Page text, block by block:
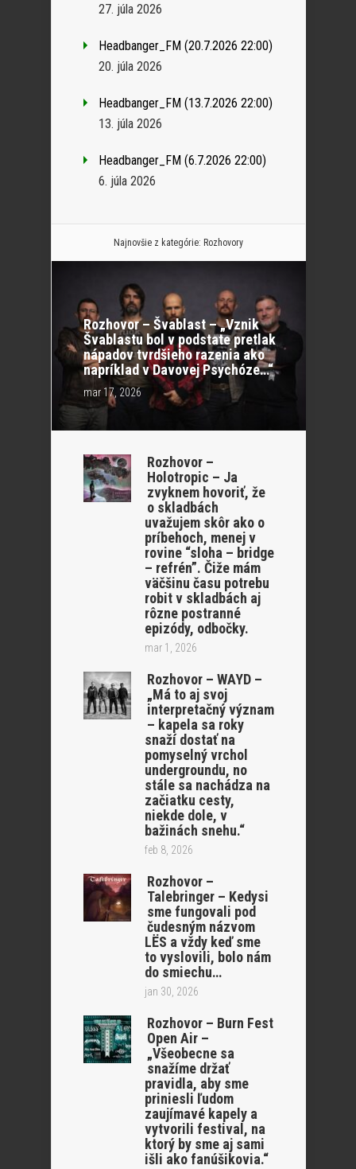
27. júla 2026
Headbanger_FM (20.7.2026 22:00)
20. júla 2026
Headbanger_FM (13.7.2026 22:00)
13. júla 2026
Headbanger_FM (6.7.2026 22:00)
6. júla 2026
Najnovšie z kategórie: Rozhovory
Rozhovor – Švablast – „Vznik
Švablastu bol v podstate pretlak
nápadov tvrdšieho razenia ako
napríklad v Davovej Psychóze…“
mar 17, 2026
Rozhovor –
Holotropic – Ja
zvyknem hovoriť, že
o skladbách
uvažujem skôr ako o
príbehoch, menej v
rovine “sloha – bridge
– refrén”. Čiže mám
väčšinu času potrebu
robit v skladbách aj
rôzne postranné
epizódy, odbočky.
mar 1, 2026
Rozhovor – WAYD –
„Má to aj svoj
interpretačný význam
– kapela sa roky
snaží dostať na
pomyselný vrchol
undergroundu, no
stále sa nachádza na
začiatku cesty,
niekde dole, v
bažinách snehu.“
feb 8, 2026
Rozhovor –
Talebringer – Kedysi
sme fungovali pod
čudesným názvom
LËS a vždy keď sme
to vyslovili, bolo nám
do smiechu…
jan 30, 2026
Rozhovor – Burn Fest
Open Air –
„Všeobecne sa
snažíme držať
pravidla, aby sme
priniesli ľudom
zaujímavé kapely a
vytvorili festival, na
ktorý by sme aj sami
išli ako fanúšikovia.“